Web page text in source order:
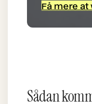
Få mere at
Sådan